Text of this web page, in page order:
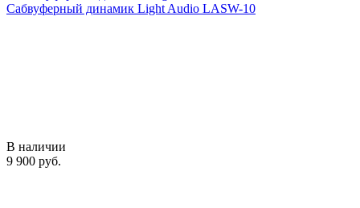
Сабвуферный динамик Light Audio LASW-10
В наличии
9 900 руб.